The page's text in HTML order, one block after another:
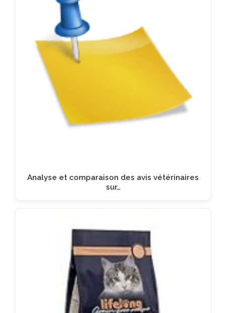
Analyse et comparaison des avis vétérinaires
sur…